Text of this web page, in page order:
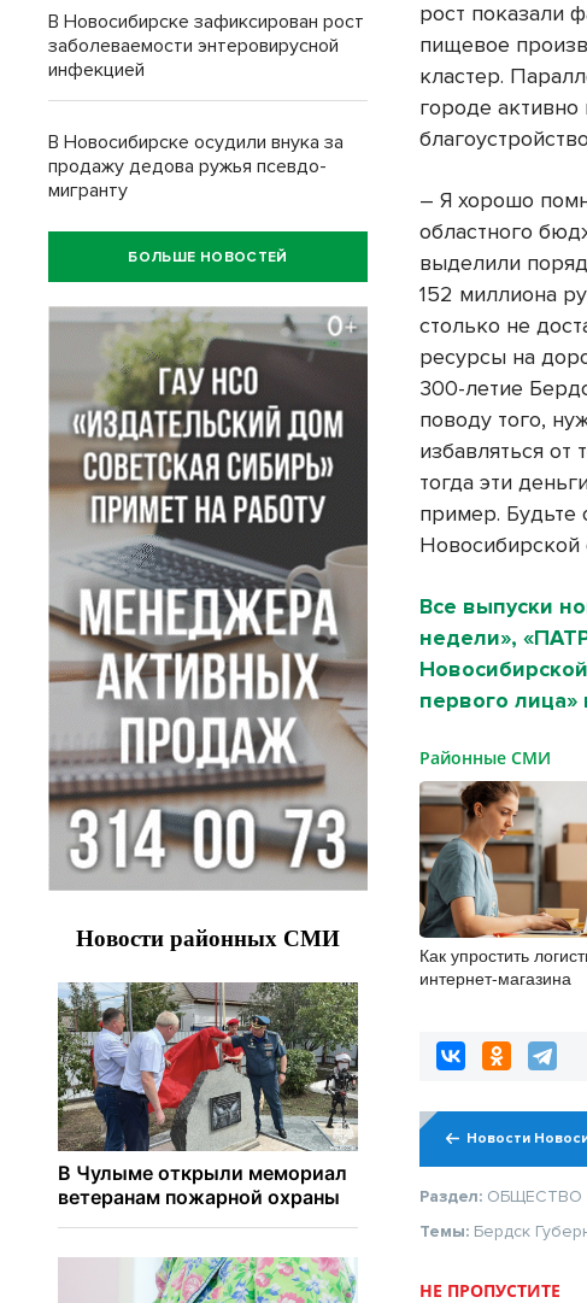
рост показали
пищевое
кластер.
городе активно
– Я хорошо
областного
выделили
152 миллиона
столько не
ресурсы на
300-летие
поводу того,
избавляться от
тогда эти
пример. Будьте
Новосибирской
Все выпуски
недели»,
первого
Районные СМИ
Как упростить
интернет-магазина
Новости
Раздел: ОБЩЕСТВО
Темы: Бердск
НЕ ПРОПУСТИТЕ
В Новосибирске зафиксирован рост
заболеваемости энтеровирусной
инфекцией
В Новосибирске осудили внука за
продажу дедова ружья псевдо-
мигранту
БОЛЬШЕ НОВОСТЕЙ